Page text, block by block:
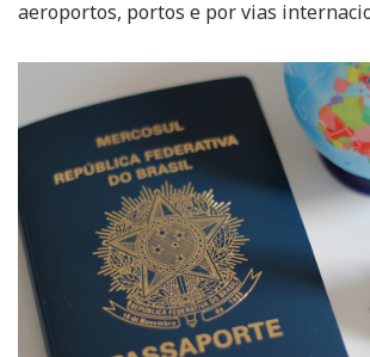
aeroportos, portos e por vias